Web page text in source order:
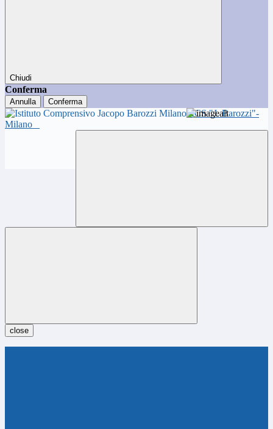
Chiudi
Conferma
Annulla Conferma
ICS "J. Barozzi"-
Milano
close